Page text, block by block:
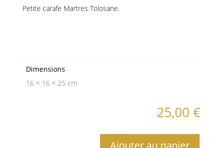
Petite carafe Martres Tolosane.
Dimensions
16 × 16 × 25 cm
25,00€
Ajouter au panier